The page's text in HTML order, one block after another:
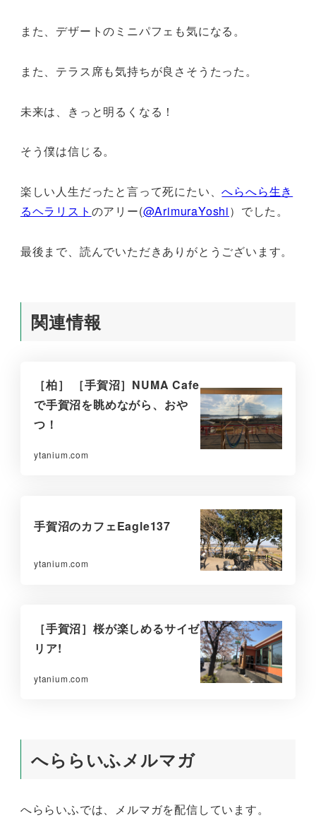
また、デザートのミニパフェも気になる。
また、テラス席も気持ちが良さそうたった。
未来は、きっと明るくなる！
そう僕は信じる。
楽しい人生だったと言って死にたい、へらへら生き
るヘラリスト のアリー(@ArimuraYoshi）でした。
最後まで、読んでいただきありがとうございます。
関連情報
［柏］ ［手賀沼］NUMA Cafe
で手賀沼を眺めながら、おや
つ！
ytanium.com
手賀沼のカフェEagle137
ytanium.com
［手賀沼］桜が楽しめるサイゼ
リア!
ytanium.com
へららいふメルマガ
へららいふでは、メルマガを配信しています。